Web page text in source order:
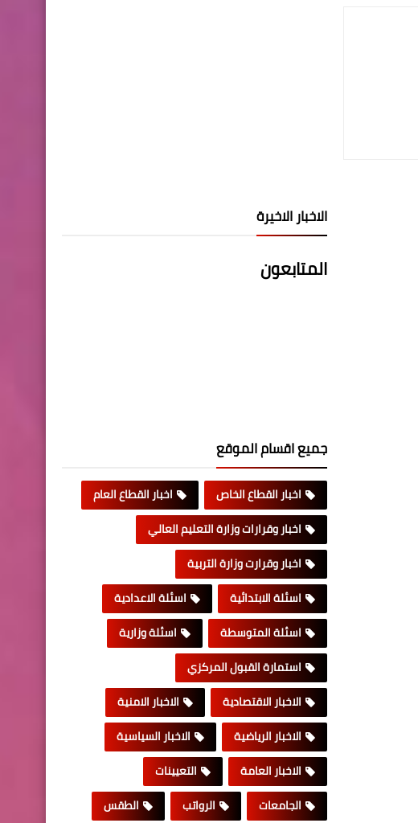
الاخبار الاخيرة
المتابعون
جميع اقسام الموقع
اخبار القطاع الخاص
اخبار القطاع العام
اخبار وقرارات وزارة التعليم العالي
اخبار وقرارت وزارة التربية
اسئلة الابتدائية
اسئلة الاعدادية
اسئلة المتوسطة
اسئلة وزارية
استمارة القبول المركزي
الاخبار الاقتصادية
الاخبار الامنية
الاخبار الرياضية
الاخبار السياسية
الاخبار العامة
التعيينات
الجامعات
الرواتب الطقس